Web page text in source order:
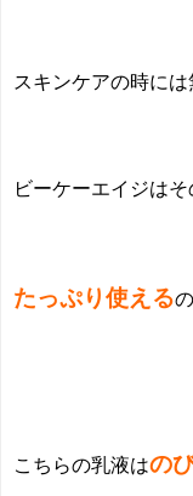
スキンケアの時に
ビーケーエイジはそ
たっぷり使える
こちらの乳液はの